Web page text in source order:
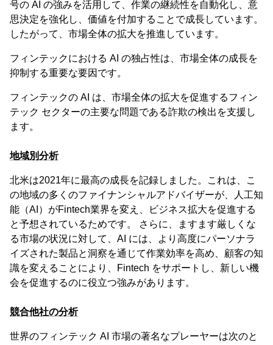
号の AI の強みを活用して、作業の継続性を自動化し、意
思決定を強化し、価値を付加することで成長しています。
したがって、市場全体の拡大を推進しています。
フィンテックにおける AI の独占性は、市場全体の成長を
抑制する重要な要因です。
フィンテックの AI は、市場全体の拡大を促進するフィン
テック セクターの主要な問題である詐欺の検出を支援し
ます。
地域別分析
北米は2021年に最高の成長を記録しました。これは、こ
の地域の多くのファイナンシャルアドバイザーが、人工知
能（AI）がFintech業界を変え、ビジネス拡大を促進する
と予想されているためです。 さらに、ますます厳しくな
る市場の状況に対して、AI には、より高度にパーソナラ
イズされた製品と洞察を通じて作業効率を高め、顧客の知
識を変えることにより、Fintech をサポートし、新しい機
会を促進するのに役立つ強みがあります。
競合他社の分析
世界のフィンテック AI 市場の著名なプレーヤーは次のと